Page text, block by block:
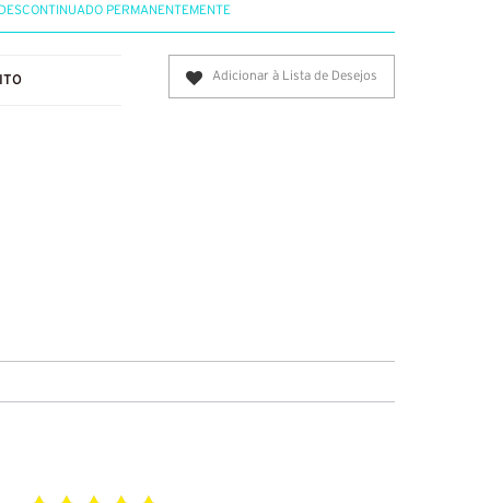
PERMANENTEMENTE
Adicionar à Lista de Desejos